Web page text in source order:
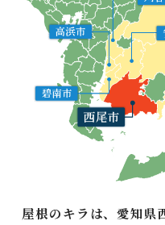
屋根のキラは、愛知県